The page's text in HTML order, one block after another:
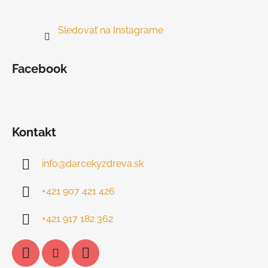
Sledovať na Instagrame
Facebook
Kontakt
info@darcekyzdreva.sk
+421 907 421 426
+421 917 182 362